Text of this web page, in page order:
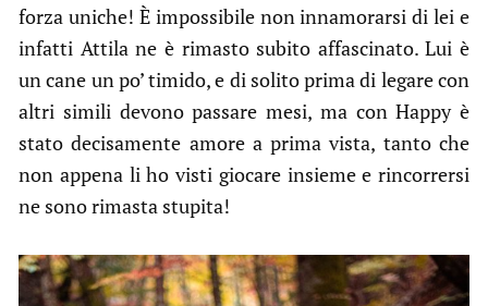
forza uniche! È impossibile non innamorarsi di lei e
infatti Attila ne è rimasto subito affascinato. Lui è
un cane un po’ timido, e di solito prima di legare con
altri simili devono passare mesi, ma con Happy è
stato decisamente amore a prima vista, tanto che
non appena li ho visti giocare insieme e rincorrersi
ne sono rimasta stupita!